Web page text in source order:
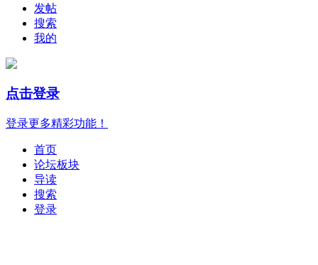
发帖
搜索
我的
点击登录
登录更多精彩功能！
首页
论坛板块
导读
搜索
登录